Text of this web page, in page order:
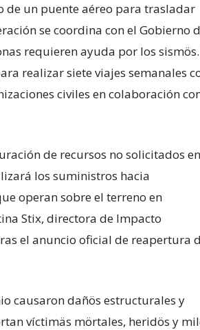
de un puente aéreo para trasladar
se coordina con el Gobierno
requieren ayuda por los
realizar siete viajes semanales
civiles en colaboración
de recursos no solicitados
los suministros hacia
operan sobre el terreno en
Stix, directora de Impacto
el anuncio oficial de reapertura
causaron dañös estructurales y
víctimäs mörtales, heridös y